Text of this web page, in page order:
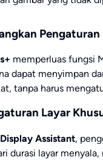
memperluas fungsi
dapat menyimpan
tanpa harus
Layar
Display Assistant,
durasi layar